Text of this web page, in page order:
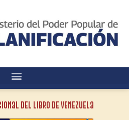
del Libro de Venezuela